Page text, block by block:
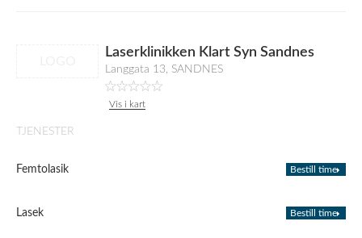
Laserklinikken Klart Syn Sandnes
Langgata 13, SANDNES
Vis i kart
TJENESTER
Femtolasik Bestill time
Lasek Bestill time